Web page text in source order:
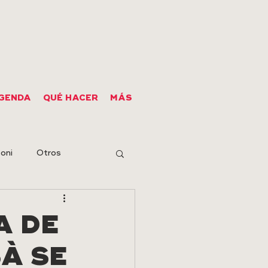
QUÉ HACER MÁS
Otros
DE
SE